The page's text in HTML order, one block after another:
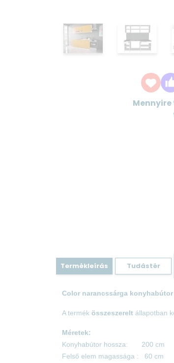
Mennyire
Termékleírás Tudástér
Color narancssárga konyhabútor
A termék összeszerelt állapotban
Méretek:
Konyhabútor hossza: 200 cm
Felső elem magassága : 60 cm